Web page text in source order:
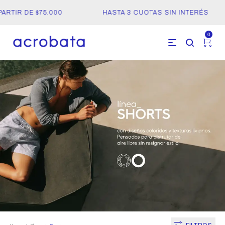
DE $75.000 HASTA 3 CUOTAS SIN INTERÉS
0